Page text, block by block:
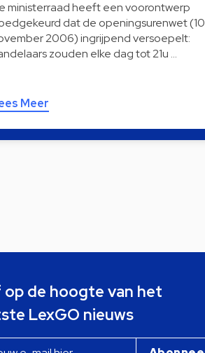
ministerraad heeft een voorontwerp
dat de openingsurenwet (10
2006) ingrijpend versoepelt:
zouden elke dag tot 21u …
Meer
op de hoogte van het
LexGO nieuws